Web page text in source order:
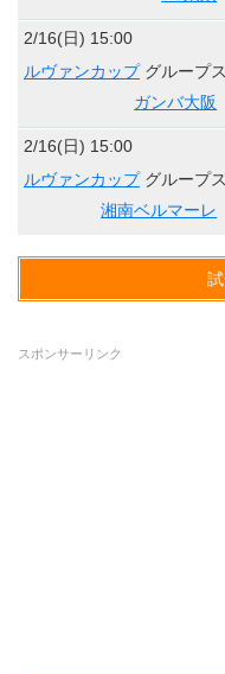
2/16(日) 15:00
ルヴァンカップグループ
ガンバ大阪
2/16(日) 15:00
ルヴァンカップグループ
湘南ベルマーレ
スポンサーリンク